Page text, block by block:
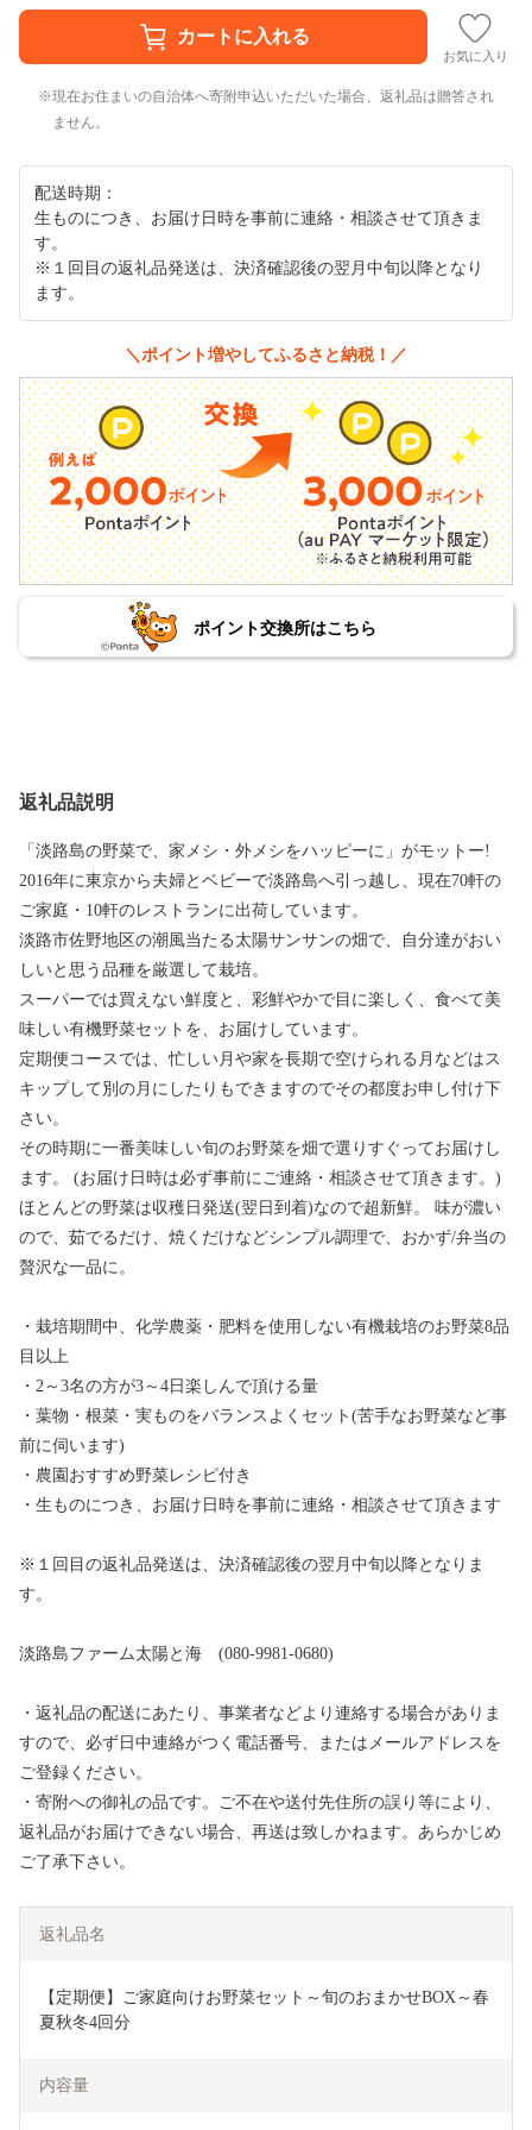
お気に入り
現在お住まいの自治体へ寄附申込いただいた場合、返礼品は贈答され
ません。
配送時期：
生ものにつき、お届け日時を事前に連絡・相談させて頂きま
す。
※１回目の返礼品発送は、決済確認後の翌月中旬以降となり
ます。
＼ポイント増やしてふるさと納税！／
ポイント交換所はこちら
返礼品説明
「淡路島の野菜で、家メシ・外メシをハッピーに」がモットー!
2016年に東京から夫婦とベビーで淡路島へ引っ越し、現在70軒の
ご家庭・10軒のレストランに出荷しています。
淡路市佐野地区の潮風当たる太陽サンサンの畑で、自分達がおい
しいと思う品種を厳選して栽培。
スーパーでは買えない鮮度と、彩鮮やかで目に楽しく、食べて美
味しい有機野菜セットを、お届けしています。
定期便コースでは、忙しい月や家を長期で空けられる月などはス
キップして別の月にしたりもできますのでその都度お申し付け下
さい。
その時期に一番美味しい旬のお野菜を畑で選りすぐってお届けし
ます。 (お届け日時は必ず事前にご連絡・相談させて頂きます。)
ほとんどの野菜は収穫日発送(翌日到着)なので超新鮮。 味が濃い
ので、茹でるだけ、焼くだけなどシンプル調理で、おかず/弁当の
贅沢な一品に。
・栽培期間中、化学農薬・肥料を使用しない有機栽培のお野菜8品
目以上
・2～3名の方が3～4日楽しんで頂ける量
・葉物・根菜・実ものをバランスよくセット(苦手なお野菜など事
前に伺います)
・農園おすすめ野菜レシピ付き
・生ものにつき、お届け日時を事前に連絡・相談させて頂きます
※１回目の返礼品発送は、決済確認後の翌月中旬以降となりま
す。
淡路島ファーム太陽と海 (080-9981-0680)
・返礼品の配送にあたり、事業者などより連絡する場合がありま
すので、必ず日中連絡がつく電話番号、またはメールアドレスを
ご登録ください。
・寄附への御礼の品です。ご不在や送付先住所の誤り等により、
返礼品がお届けできない場合、再送は致しかねます。あらかじめ
ご了承下さい。
返礼品名
【定期便】ご家庭向けお野菜セット～旬のおまかせBOX～春
夏秋冬4回分
内容量